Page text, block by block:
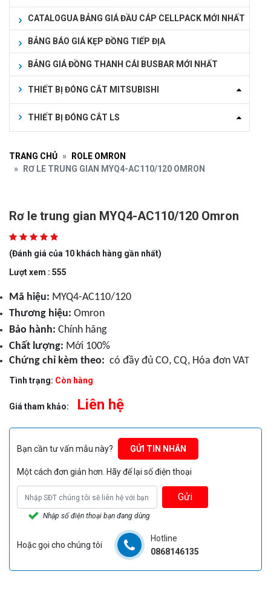
CATALOGUA BẢNG GIÁ ĐẦU CÁP CELLPACK MỚI NHẤT
BẢNG BÁO GIÁ KẸP ĐỒNG TIẾP ĐỊA
BẢNG GIÁ ĐỒNG THANH CÁI BUSBAR MỚI NHẤT
THIẾT BỊ ĐÓNG CẮT MITSUBISHI
THIẾT BỊ ĐÓNG CẮT LS
TRANG CHỦ
ROLE OMRON
RƠ LE TRUNG GIAN MYQ4-AC110/120 OMRON
Rơ le trung gian MYQ4-AC110/120 Omron
(Đánh giá của 10 khách hàng gần nhất)
Lượt xem : 555
Mã hiệu: MYQ4-AC110/120
Thương hiệu: Omron
Bảo hành: Chính hãng
Chất lượng: Mới 100%
Chứng chỉ kèm theo: có đầy đủ CO, CQ, Hóa đơn VAT
Tình trạng: Còn hàng
Giá tham khảo: Liên hệ
Bạn cần tư vấn mẫu này? GỬI TIN NHẮN
Một cách đơn giản hơn. Hãy để lại số điện thoại
Gửi
Nhập số điện thoại bạn đang dùng
Hoặc gọi cho chúng tôi
Hotline
0868146135